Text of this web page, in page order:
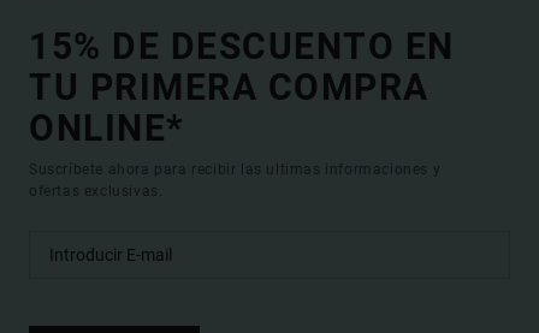
15% DE DESCUENTO EN
TU PRIMERA COMPRA
ONLINE*
Suscríbete ahora para recibir las ultimas informaciones y
ofertas exclusivas.